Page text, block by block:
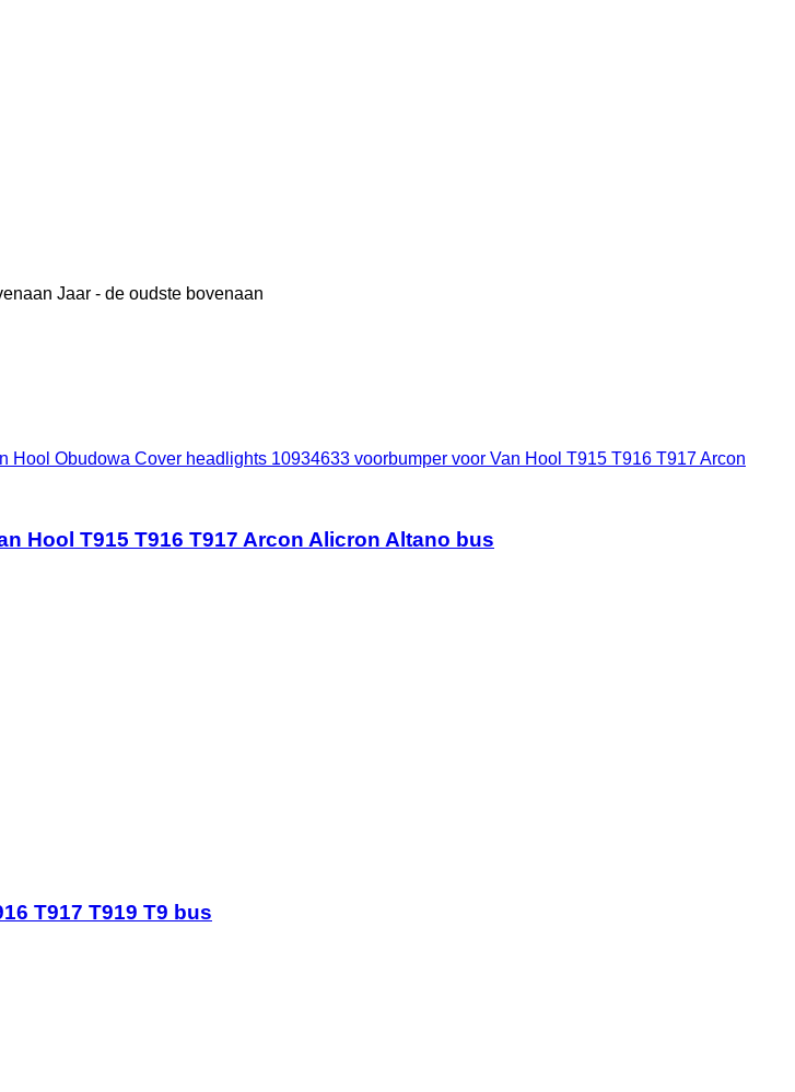
Jaar - de oudste bovenaan
Hool Obudowa Cover headlights 10934633 voorbumper voor Van Hool T915 T916 T917 Arcon
Hool T915 T916 T917 Arcon Alicron Altano bus
T917 T919 T9 bus